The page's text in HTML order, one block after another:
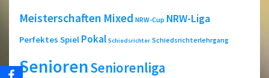
Meisterschaften Mixed NRW-Cup NRW-Liga
Perfektes Spiel Pokal Schiedsrichter Schiedsrichterlehrgang
SeniorenSeniorenliga